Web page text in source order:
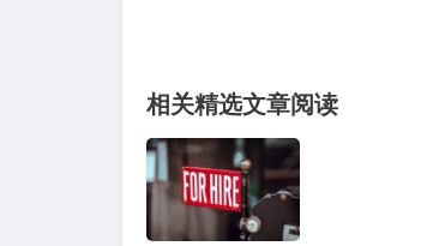
相关精选文章阅读